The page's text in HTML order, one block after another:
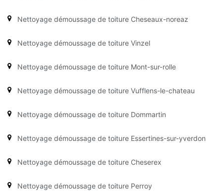
Nettoyage démoussage de toiture Cheseaux-noreaz
Nettoyage démoussage de toiture Vinzel
Nettoyage démoussage de toiture Mont-sur-rolle
Nettoyage démoussage de toiture Vufflens-le-chateau
Nettoyage démoussage de toiture Dommartin
Nettoyage démoussage de toiture Essertines-sur-yverdon
Nettoyage démoussage de toiture Cheserex
Nettoyage démoussage de toiture Perroy